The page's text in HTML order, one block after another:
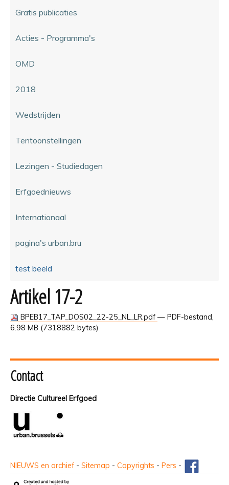
Gratis publicaties
Acties - Programma's
OMD
2018
Wedstrijden
Tentoonstellingen
Lezingen - Studiedagen
Erfgoednieuws
Internationaal
pagina's urban.bru
test beeld
Artikel 17-2
BPEB17_TAP_DOS02_22-25_NL_LR.pdf — PDF-bestand,
6.98 MB (7318882 bytes)
Contact
Directie Cultureel Erfgoed
NIEUWS en archief - Sitemap - Copyrights - Pers -